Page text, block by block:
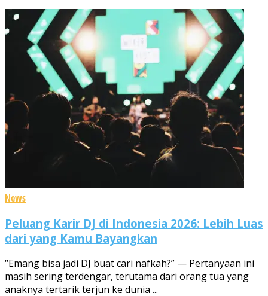
News
Peluang Karir DJ di Indonesia 2026: Lebih Luas
dari yang Kamu Bayangkan
“Emang bisa jadi DJ buat cari nafkah?” — Pertanyaan ini
masih sering terdengar, terutama dari orang tua yang
anaknya tertarik terjun ke dunia ...